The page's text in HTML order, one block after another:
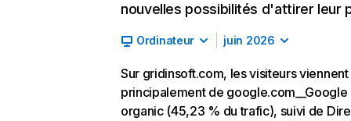
nouvelles possibilités d'attirer leur
Ordinateur juin 2026
Sur gridinsoft.com, les visiteurs viennent
principalement de google.com__Google
organic (45,23 % du trafic), suivi de